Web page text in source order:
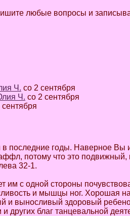
любые вопросы и
Ч. со 2 сентября
Ч. со 2 сентября
сентября
последние годы. Наверное
потому что это
32-1.
c одной стороны
и мышцы ног. Хорошая
и выносливый здоровый
других благ танцевальной